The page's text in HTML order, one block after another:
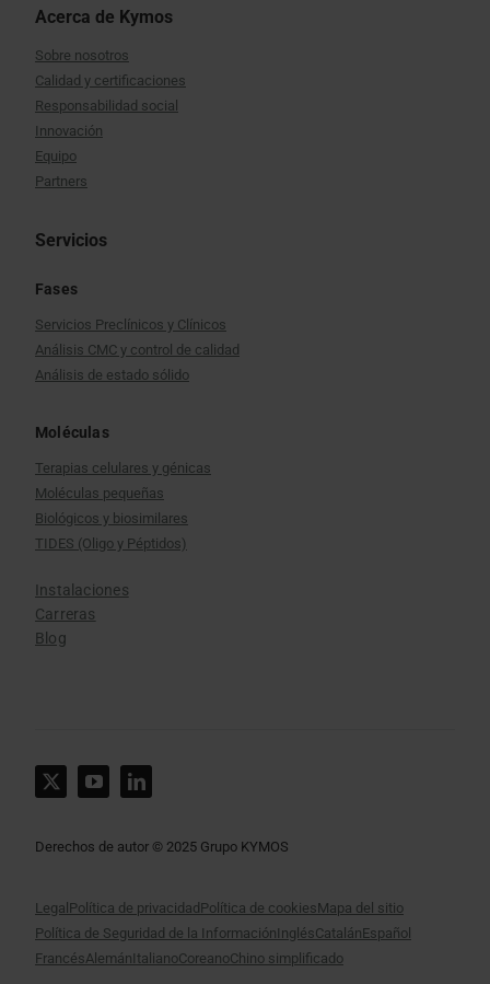
Acerca de Kymos
Sobre nosotros
Calidad y certificaciones
Responsabilidad social
Innovación
Equipo
Partners
Servicios
Fases
Servicios Preclínicos y Clínicos
Análisis CMC y control de calidad
Análisis de estado sólido
Moléculas
Terapias celulares y génicas
Moléculas pequeñas
Biológicos y biosimilares
TIDES (Oligo y Péptidos)
Instalaciones
Carreras
Blog
Derechos de autor © 2025 Grupo KYMOS
Legal Política de privacidad Política de cookiesMapa del sitio
Política de Seguridad de la InformaciónInglésCatalánEspañol
FrancésAlemánItalianoCoreanoChino simplificado